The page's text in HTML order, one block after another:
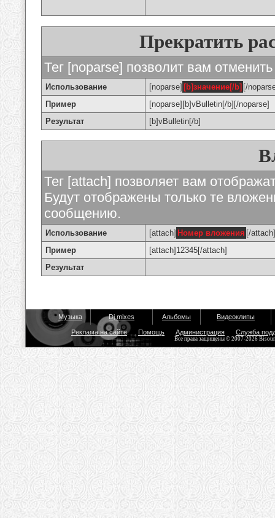
Прекратить
Тег [noparse] позволит вам
Использование [noparse] [b]значение[/b] [/
Пример
[noparse][b]vBulletin[/b][/noparse]
Результат
[b]vBulletin[/b]
Тег [attach] позволяет вам
Будут отображены только те
сообщению.
Использование [attach] Номер вложения [/attach]
Пример
[attach]12345[/attach]
Результат
Музыка Dj mixes Альбомы Видеоклипы
Реклама на сайте Помощь Администрация Служба
Все права защищены © 2007-2026